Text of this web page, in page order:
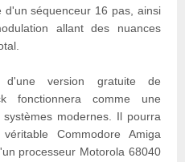
séquenceur 16 pas, ainsi
allant des nuances
d'une version gratuite de
fonctionnera comme une
modernes. Il pourra
Commodore Amiga
processeur Motorola 68040